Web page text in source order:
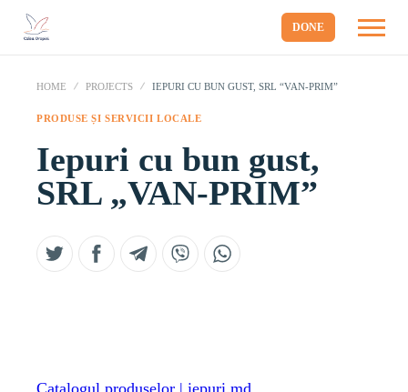
DONE
HOME PROJECTS IEPURI CU BUN GUST, SRL “VAN-PRIM”
PRODUSE ȘI SERVICII LOCALE
Iepuri cu bun gust,
SRL „VAN-PRIM”
Catalogul produselor | iepuri.md